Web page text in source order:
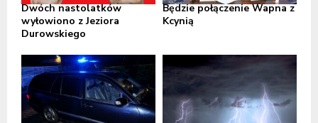
Dwóch nastolatków
wyłowiono z Jeziora
Durowskiego
Będzie połączenie Wapna z
Kcynią